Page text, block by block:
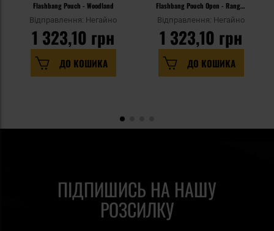
Flashbang Pouch - Woodland
Відправлення: Негайно
1 323,10 грн
ДО КОШИКА
Flashbang Pouch Open - Ranger
Green
Відправлення: Негайно
1 323,10 грн
ДО КОШИКА
ПІДПИШИСЬ НА НАШУ
РОЗСИЛКУ